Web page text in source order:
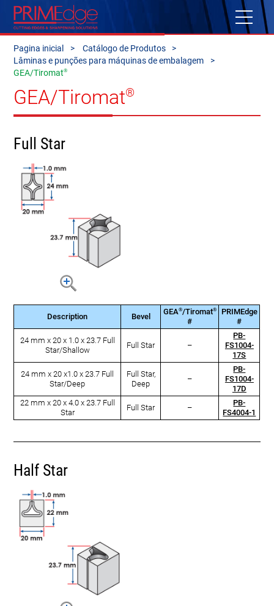
Pagina inicial
Catálogo de Produtos
Lâminas e punções para máquinas de embalagem
GEA/Tiromat®
GEA/Tiromat®
Full Star
Description Bevel
GEA®/Tiromat®
#
PRIMEdge
#
24 mm x 20 x 1.0 x 23.7 Full
Star/Shallow
Full Star –
PB-
FS1004-
17S
24 mm x 20 x1.0 x 23.7 Full
Star/Deep
Full Star,
Deep
–
PB-
FS1004-
17D
22 mm x 20 x 4.0 x 23.7 Full
Star
Full Star –
PB-
FS4004-1
Half Star